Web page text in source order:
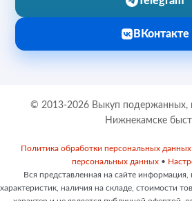
ВКонтакте
© 2013-2026 Выкуп подержанных,
Нижнекамске
Политика обработки персональных данных
персональных данных •
Вся представленная на сайте информация,
характеристик, наличия на складе, стоимости